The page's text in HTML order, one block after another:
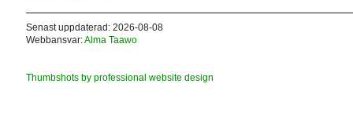
Senast uppdaterad: 2026-08-08
Webbansvar:Alma Taawo
Thumbshots by professional website design